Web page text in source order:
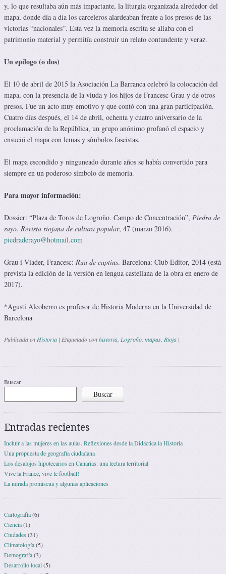
y, lo que resultaba aún más impactante, la liturgia organizada alrededor del
mapa, donde día a día los carceleros alardeaban frente a los presos de las
victorias “nacionales”. Esta vez la memoria escrita se aliaba con el
patrimonio material y permitía construir un relato contundente y veraz.
Un epílogo (o dos)
El 10 de abril de 2015 la Asociación La Barranca celebró la colocación del
mapa, con la presencia de la viuda y los hijos de Francesc Grau y de otros
presos. Fue un acto muy emotivo y que contó con una gran participación.
Cuatro días después, el 14 de abril, ochenta y cuatro aniversario de la
proclamación de la República, un grupo anónimo profanó el espacio y
ensució el mapa con lemas y símbolos fascistas.
El mapa escondido y ninguneado durante años se había convertido para
siempre en un poderoso símbolo de memoria.
Para mayor información:
Dossier: “Plaza de Toros de Logroño. Campo de Concentración”, Piedra de
rayo. Revista riojana de cultura popular, 47 (marzo 2016).
piedraderayo@hotmail.com
Grau i Viader, Francesc: Rua de captius. Barcelona: Club Editor, 2014 (está
prevista la edición de la versión en lengua castellana de la obra en enero de
2017).
*Agustí Alcoberro es profesor de Historia Moderna en la Universidad de
Barcelona
Publicada en Historia | Etiquetado conhistoria Logroño mapas Rioja |
Navegación de entradas
Buscar
Buscar
Entradas recientes
Incluir a las mujeres en las aulas. Reflexiones desde la Didáctica la Historia
Una propuesta de geografía ciudadana
Los desalojos hipotecarios en Canarias: una lectura territorial
Vive la France, vive le football!
La mirada promiscua y algunas aplicaciones
Cartografía(6)
Ciencia(1)
Ciudades (31)
Climatología(5)
Demografía(3)
Desarrollo local(5)